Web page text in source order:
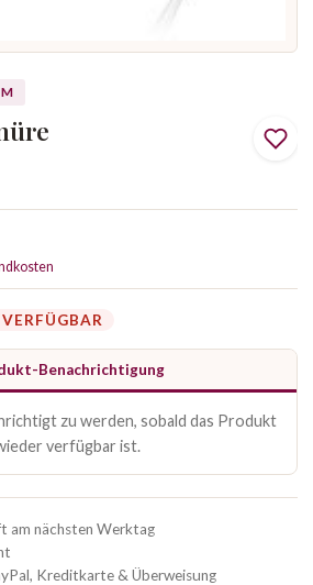
Benachrichtigung
zu werden, sobald das Produkt
verfügbar ist.
am nächsten Werktag
Kreditkarte & Überweisung